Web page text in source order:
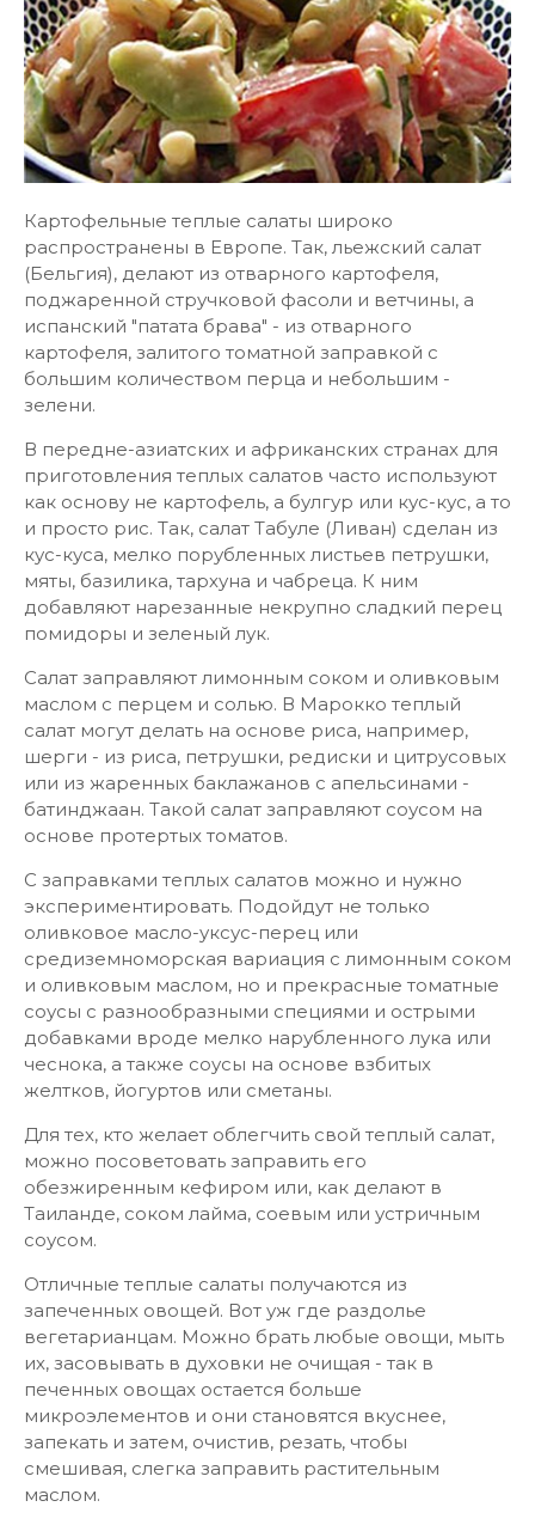
Картофельные теплые салаты широко
распространены в Европе. Так, льежский салат
(Бельгия), делают из отварного картофеля,
поджаренной стручковой фасоли и ветчины, а
испанский "патата брава" - из отварного
картофеля, залитого томатной заправкой с
большим количеством перца и небольшим -
зелени.
В передне-азиатских и африканских странах для
приготовления теплых салатов часто используют
как основу не картофель, а булгур или кус-кус, а то
и просто рис. Так, салат Табуле (Ливан) сделан из
кус-куса, мелко порубленных листьев петрушки,
мяты, базилика, тархуна и чабреца. К ним
добавляют нарезанные некрупно сладкий перец
помидоры и зеленый лук.
Салат заправляют лимонным соком и оливковым
маслом с перцем и солью. В Марокко теплый
салат могут делать на основе риса, например,
шерги - из риса, петрушки, редиски и цитрусовых
или из жаренных баклажанов с апельсинами -
батинджаан. Такой салат заправляют соусом на
основе протертых томатов.
С заправками теплых салатов можно и нужно
экспериментировать. Подойдут не только
оливковое масло-уксус-перец или
средиземноморская вариация с лимонным соком
и оливковым маслом, но и прекрасные томатные
соусы с разнообразными специями и острыми
добавками вроде мелко нарубленного лука или
чеснока, а также соусы на основе взбитых
желтков, йогуртов или сметаны.
Для тех, кто желает облегчить свой теплый салат,
можно посоветовать заправить его
обезжиренным кефиром или, как делают в
Таиланде, соком лайма, соевым или устричным
соусом.
Отличные теплые салаты получаются из
запеченных овощей. Вот уж где раздолье
вегетарианцам. Можно брать любые овощи, мыть
их, засовывать в духовки не очищая - так в
печенных овощах остается больше
микроэлементов и они становятся вкуснее,
запекать и затем, очистив, резать, чтобы
смешивая, слегка заправить растительным
маслом.